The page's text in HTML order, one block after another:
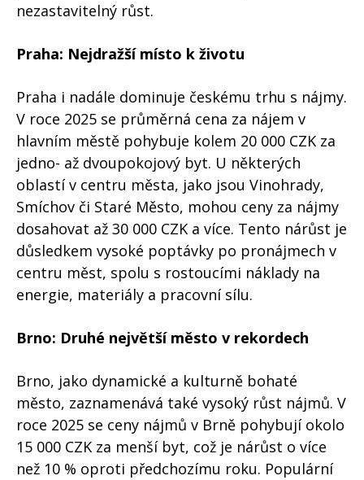
nezastavitelný růst.
Praha: Nejdražší místo k životu
Praha i nadále dominuje českému trhu s nájmy.
V roce 2025 se průměrná cena za nájem v
hlavním městě pohybuje kolem 20 000 CZK za
jedno- až dvoupokojový byt. U některých
oblastí v centru města, jako jsou Vinohrady,
Smíchov či Staré Město, mohou ceny za nájmy
dosahovat až 30 000 CZK a více. Tento nárůst je
důsledkem vysoké poptávky po pronájmech v
centru měst, spolu s rostoucími náklady na
energie, materiály a pracovní sílu.
Brno: Druhé největší město v rekordech
Brno, jako dynamické a kulturně bohaté
město, zaznamenává také vysoký růst nájmů. V
roce 2025 se ceny nájmů v Brně pohybují okolo
15 000 CZK za menší byt, což je nárůst o více
než 10 % oproti předchozímu roku. Populární